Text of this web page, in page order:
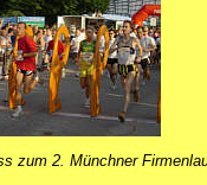
zum 2. Münchner